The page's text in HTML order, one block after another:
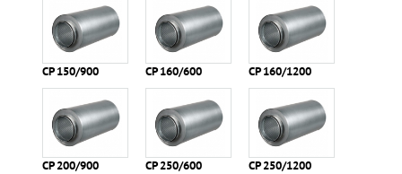
СР 150/900 СР 160/600 СР 160/1200
СР 200/900 СР 250/600 CР 250/1200